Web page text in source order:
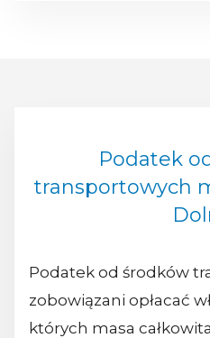
Podatek
transportowych
Podatek od środków
zobowiązani opłacać
których masa